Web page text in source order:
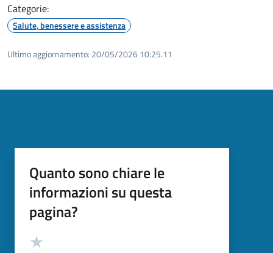
Categorie:
Salute, benessere e assistenza
Ultimo aggiornamento: 20/05/2026 10:25.11
Quanto sono chiare le
informazioni su questa
pagina?
Valutazione